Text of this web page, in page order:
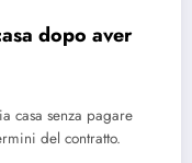
dopo aver
casa senza pagare
del contratto.